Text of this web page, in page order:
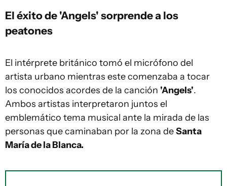
El éxito de 'Angels' sorprende a los
peatones
El intérprete británico tomó el micrófono del
artista urbano mientras este comenzaba a tocar
los conocidos acordes de la canción 'Angels'.
Ambos artistas interpretaron juntos el
emblemático tema musical ante la mirada de las
personas que caminaban por la zona deSanta
María de la Blanca.